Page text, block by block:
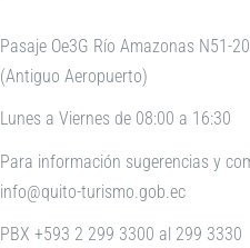
Pasaje Oe3G Río Amazonas N51-
(Antiguo Aeropuerto)
Lunes a Viernes de 08:00 a 16:30
Para información sugerencias y
info@quito-turismo.gob.ec
PBX +593 2 299 3300 al 299 3330